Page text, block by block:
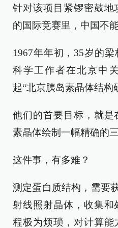
针对该项目紧锣密鼓地
的国际竞赛里，中国不能
1967年年初，35岁的
科学工作者在北京中
起“北京胰岛素晶体结构
他们的首要目标，就是
素晶体绘制一幅精确的三
这件事，有多难？
测定蛋白质结构，需要
射线照射晶体，收集
程极为烦琐，对计算能